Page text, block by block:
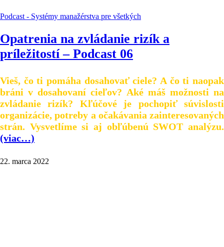
Podcast - Systémy manažérstva pre všetkých
Opatrenia na zvládanie rizík a
príležitostí – Podcast 06
Vieš, čo ti pomáha dosahovať ciele? A čo ti naopak
bráni v dosahovaní cieľov? Aké máš možnosti na
zvládanie rizík? Kľúčové je pochopiť súvislosti
organizácie, potreby a očakávania zainteresovaných
strán. Vysvetlíme si aj obľúbenú SWOT analýzu.
(viac…)
22. marca 2022